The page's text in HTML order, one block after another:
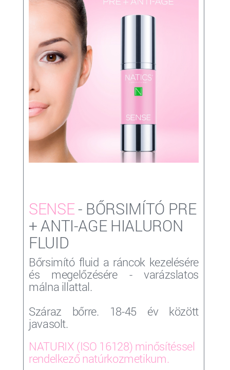
SENSE- BŐRSIMÍTÓ PRE
+ ANTI-AGE HIALURON
FLUID
Bőrsimító fluid a ráncok kezelésére
és megelőzésére - varázslatos
málna illattal.
Száraz bőrre. 18-45 év között
javasolt.
NATURIX (ISO 16128) minősítéssel
rendelkező natúrkozmetikum.